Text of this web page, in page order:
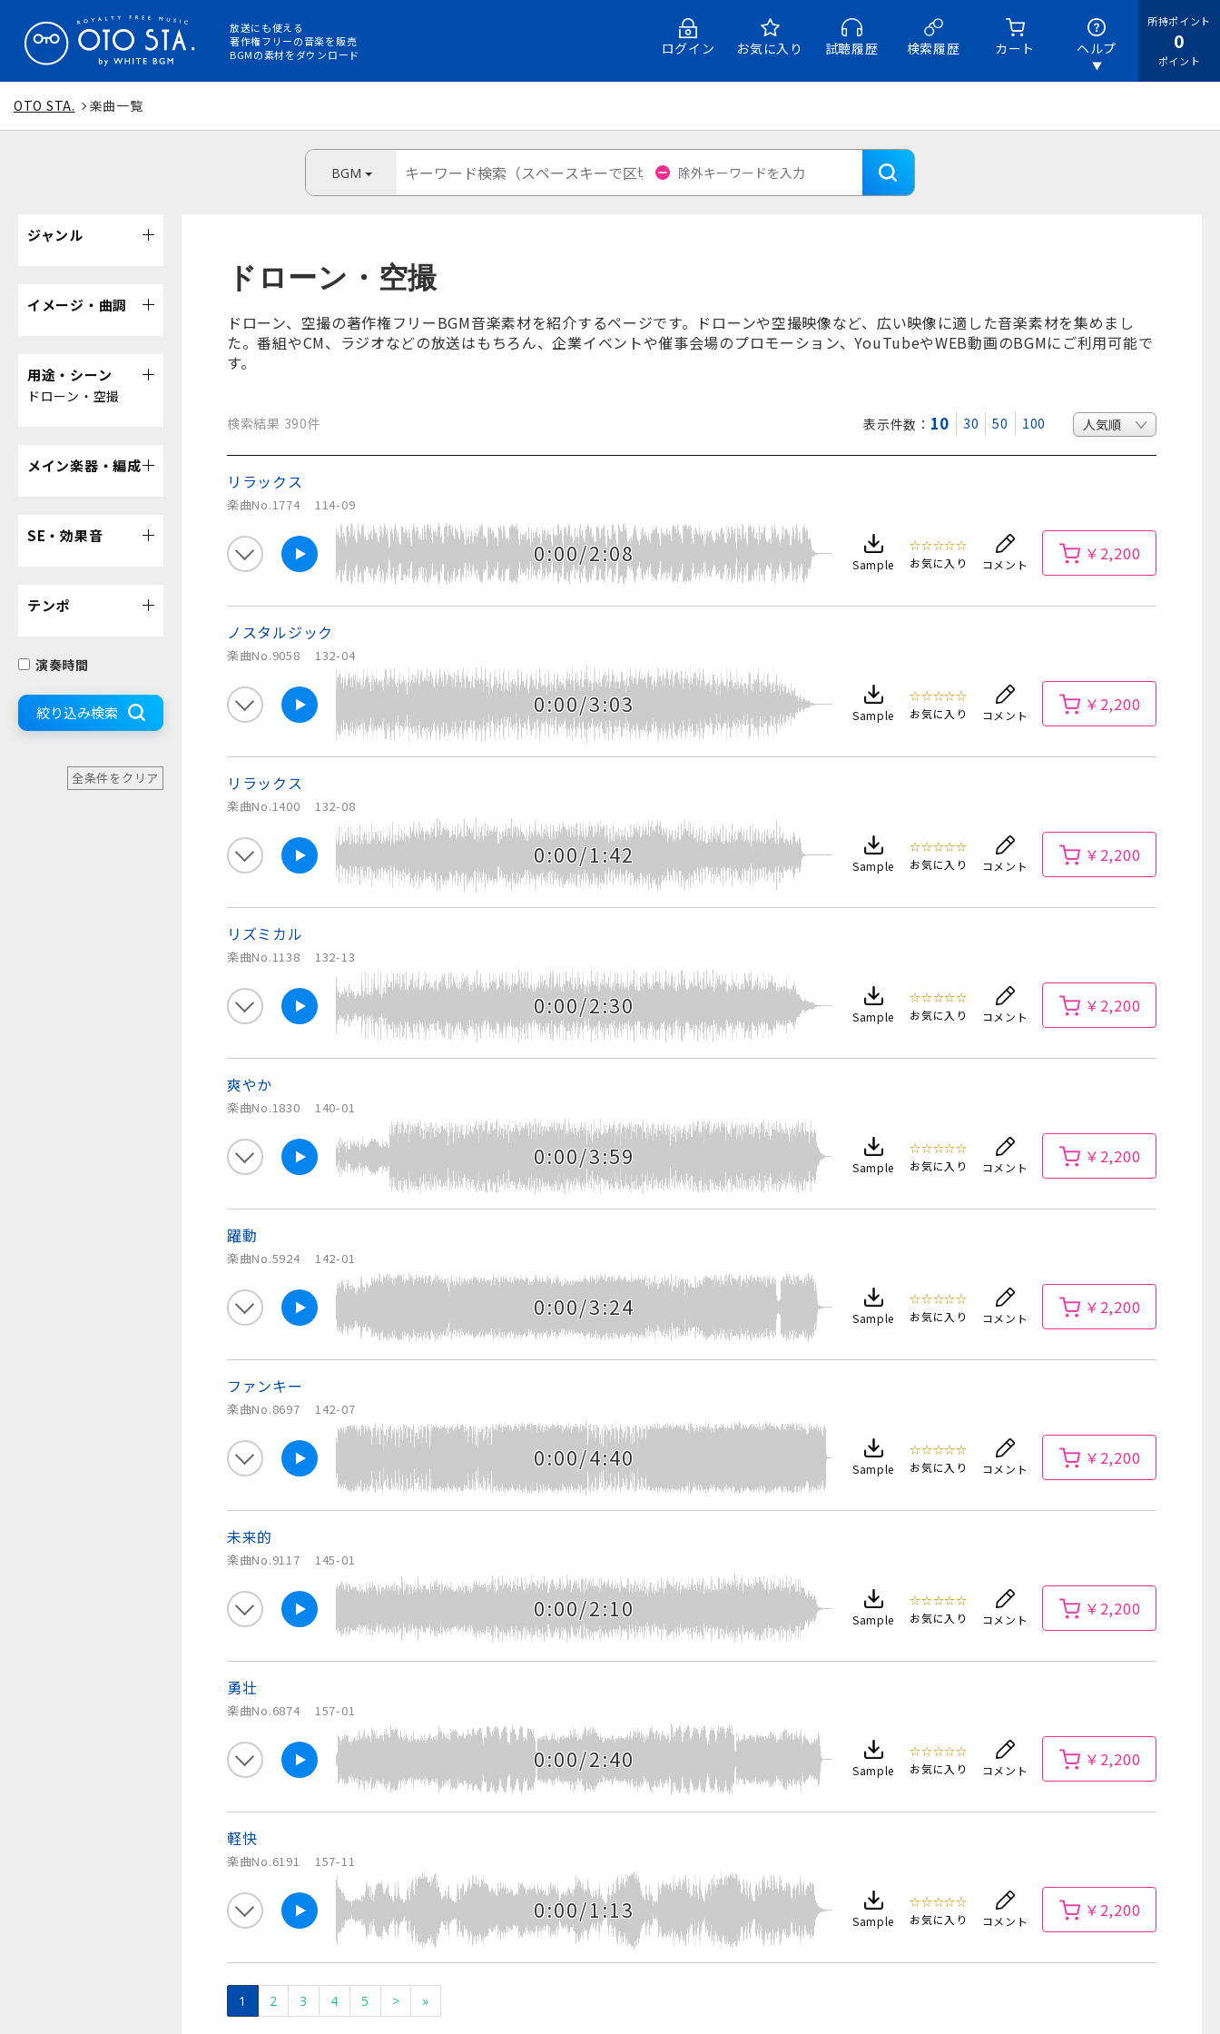
放送にも使える
著作権フリーの音楽を販売
BGMの素材をダウンロード
所持ポイント
0
ポイント
ログイン お気に入り 試聴履歴 検索履歴 カート ヘルプ
OTO STA. 楽曲一覧
BGM
ドローン・空撮
ドローン、空撮の著作権フリーBGM音楽素材を紹介するページです。ドローンや空撮映像など、広い映像に適した音楽素材を集めまし
た。番組やCM、ラジオなどの放送はもちろん、企業イベントや催事会場のプロモーション、YouTubeやWEB動画のBGMにご利用可能で
す。
検索結果 390件 表示件数： 10 30 50 100
リラックス
楽曲No.1774 114-09
0:00/2:08 Sample
☆☆☆☆☆
お気に入り
コメント
￥2,200
ノスタルジック
楽曲No.9058 132-04
0:00/3:03 Sample
☆☆☆☆☆
お気に入り
コメント
￥2,200
リラックス
楽曲No.1400 132-08
0:00/1:42 Sample
☆☆☆☆☆
お気に入り
コメント
￥2,200
リズミカル
楽曲No.1138 132-13
0:00/2:30 Sample
☆☆☆☆☆
お気に入り
コメント
￥2,200
爽やか
楽曲No.1830 140-01
0:00/3:59 Sample
☆☆☆☆☆
お気に入り
コメント
￥2,200
躍動
楽曲No.5924 142-01
0:00/3:24 Sample
☆☆☆☆☆
お気に入り
コメント
￥2,200
ファンキー
楽曲No.8697 142-07
0:00/4:40 Sample
☆☆☆☆☆
お気に入り
コメント
￥2,200
未来的
楽曲No.9117 145-01
0:00/2:10 Sample
☆☆☆☆☆
お気に入り
コメント
￥2,200
勇壮
楽曲No.6874 157-01
0:00/2:40 Sample
☆☆☆☆☆
お気に入り
コメント
￥2,200
軽快
楽曲No.6191 157-11
0:00/1:13 Sample
☆☆☆☆☆
お気に入り
コメント
￥2,200
1 2 3 4 5 > »
ジャンル
イメージ・曲調
用途・シーン
ドローン・空撮
メイン楽器・編成
SE・効果音
テンポ
演奏時間
絞り込み検索
全条件をクリア